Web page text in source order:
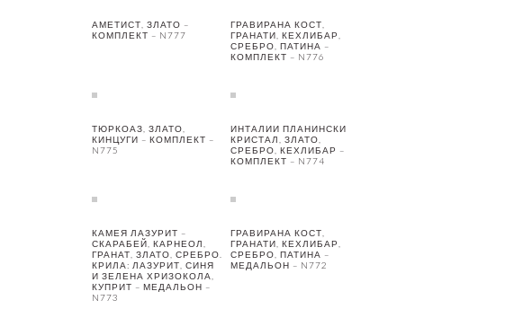
АМЕТИСТ, ЗЛАТО –
КОМПЛЕКТ – N777
ГРАВИРАНА КОСТ,
ГРАНАТИ, КЕХЛИБАР,
СРЕБРО, ПАТИНА –
КОМПЛЕКТ – N776
ТЮРКОАЗ, ЗЛАТО,
КИНЦУГИ – КОМПЛЕКТ –
N775
ИНТАЛИИ ПЛАНИНСКИ
КРИСТАЛ, ЗЛАТО,
СРЕБРО, КЕХЛИБАР –
КОМПЛЕКТ – N774
КАМЕЯ ЛАЗУРИТ –
СКАРАБЕЙ, КАРНЕОЛ,
ГРАНАТ, ЗЛАТО, СРЕБРО.
КРИЛА: ЛАЗУРИТ, СИНЯ
И ЗЕЛЕНА ХРИЗОКОЛА,
КУПРИТ – МЕДАЛЬОН –
N773
ГРАВИРАНА КОСТ,
ГРАНАТИ, КЕХЛИБАР,
СРЕБРО, ПАТИНА –
МЕДАЛЬОН – N772